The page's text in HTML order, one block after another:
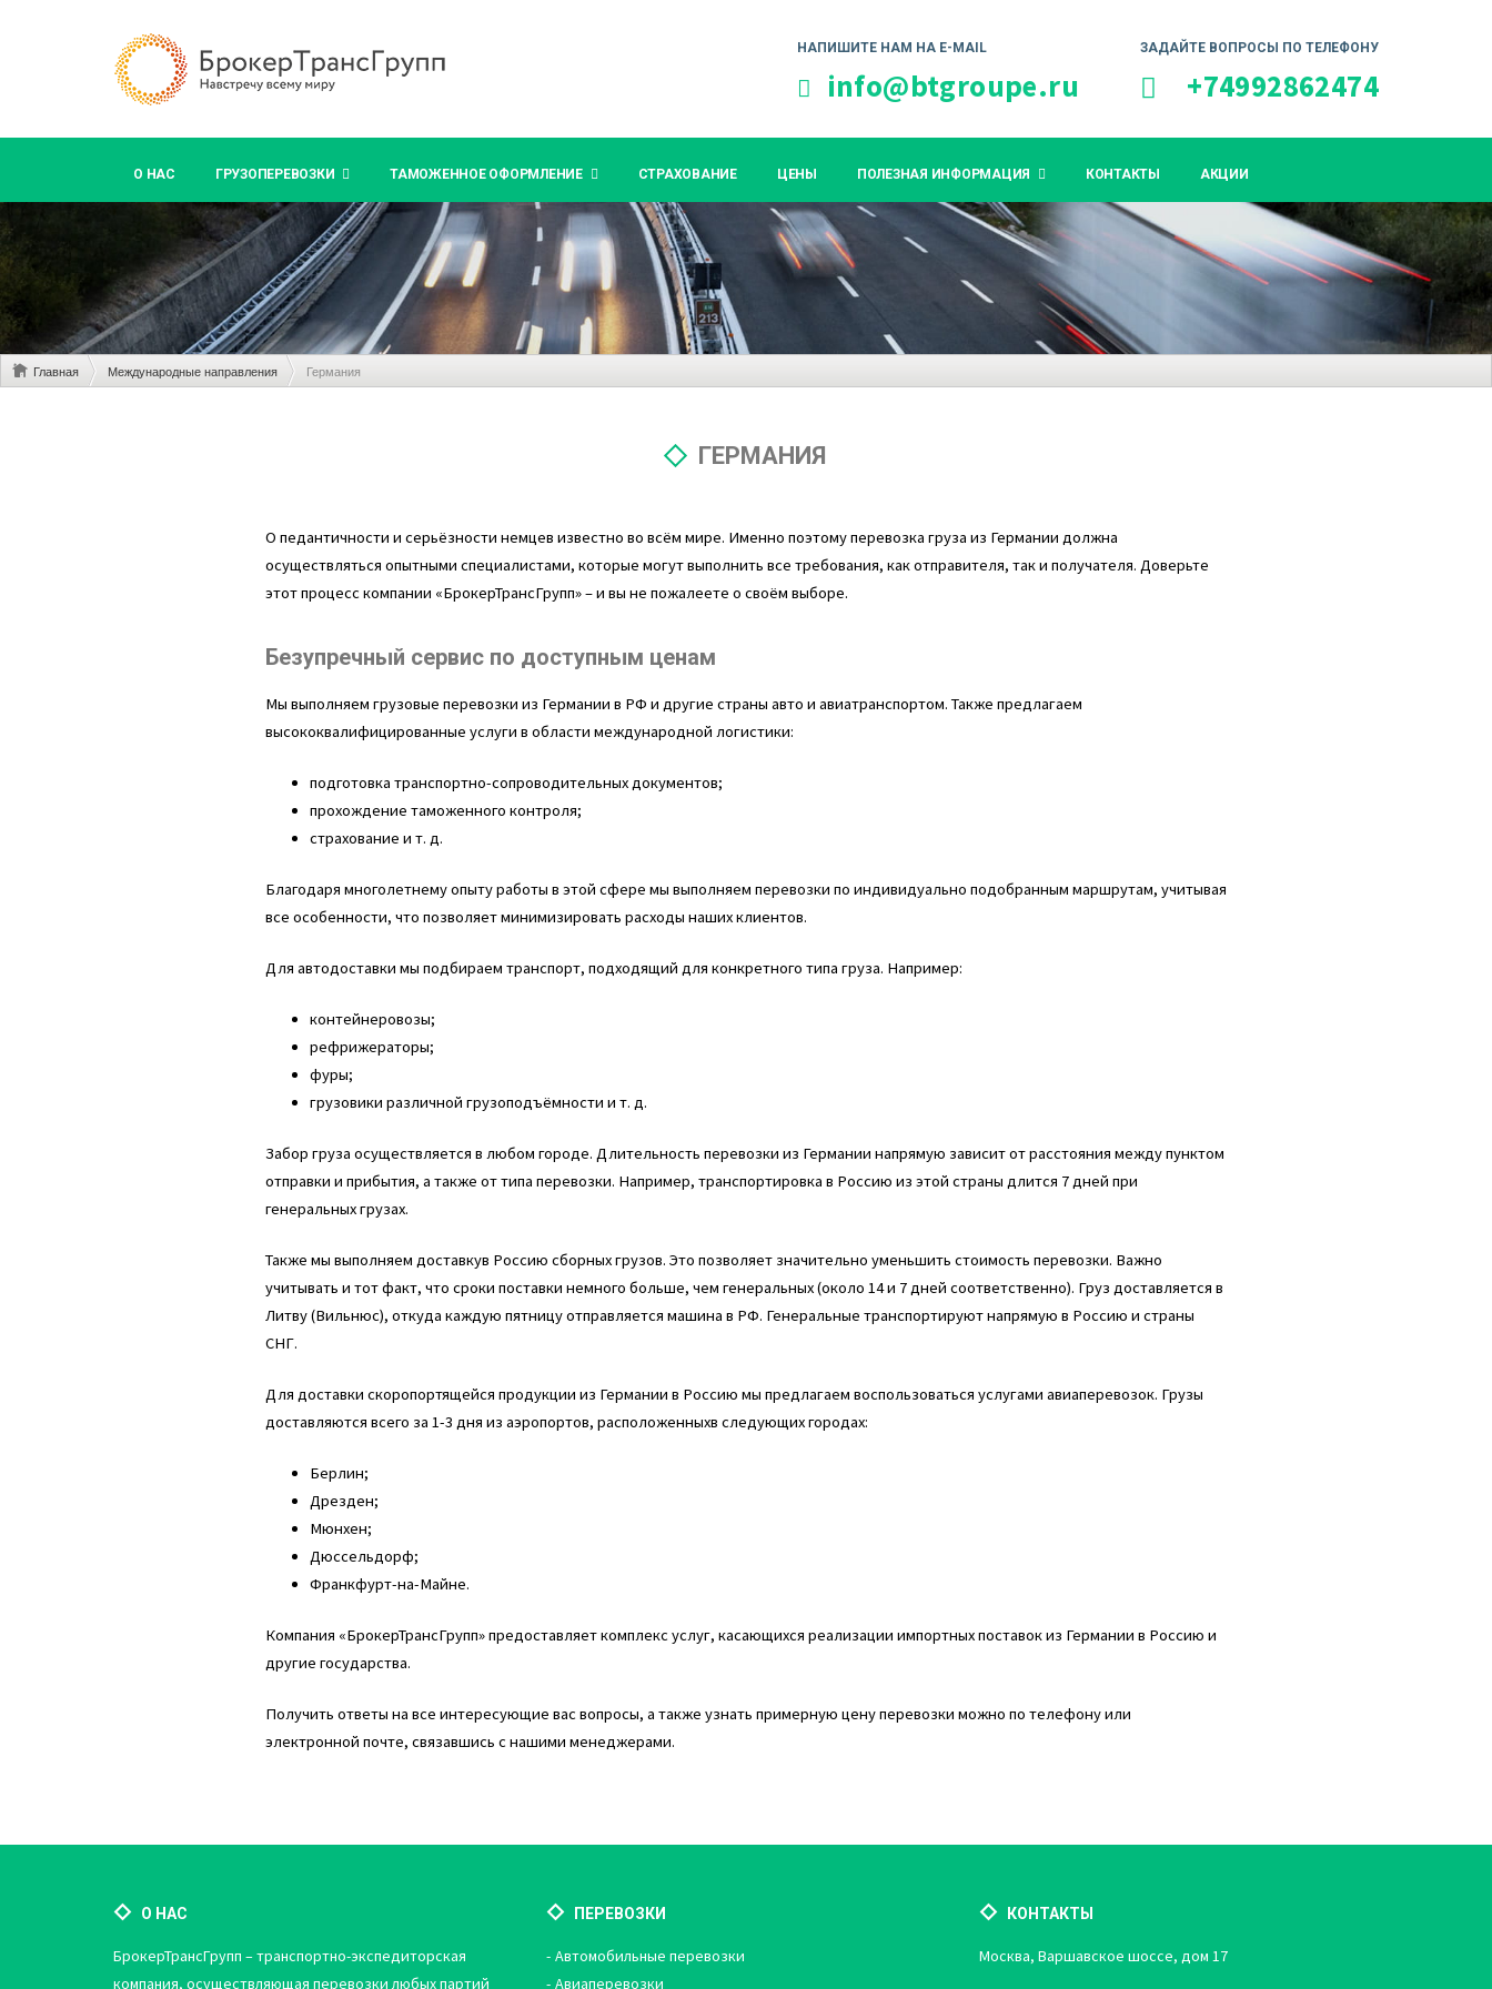
НАПИШИТЕ НАМ НА E-MAIL
info@btgroupe.ru
ЗАДАЙТЕ ВОПРОСЫ ПО ТЕЛЕФОНУ
+74992862474
О НАС ГРУЗОПЕРЕВОЗКИ ТАМОЖЕННОЕ ОФОРМЛЕНИЕ СТРАХОВАНИЕ ЦЕНЫ ПОЛЕЗНАЯ ИНФОРМАЦИЯ КОНТАКТЫ АКЦИИ
Главная Международные направления Германия
ГЕРМАНИЯ
О педантичности и серьёзности немцев известно во всём мире. Именно поэтому перевозка груза из Германии должна
осуществляться опытными специалистами, которые могут выполнить все требования, как отправителя, так и получателя. Доверьте
этот процесс компании «БрокерТрансГрупп» – и вы не пожалеете о своём выборе.
Безупречный сервис по доступным ценам
Мы выполняем грузовые перевозки из Германии в РФ и другие страны авто и авиатранспортом. Также предлагаем
высококвалифицированные услуги в области международной логистики:
подготовка транспортно-сопроводительных документов;
прохождение таможенного контроля;
страхование и т. д.
Благодаря многолетнему опыту работы в этой сфере мы выполняем перевозки по индивидуально подобранным маршрутам, учитывая
все особенности, что позволяет минимизировать расходы наших клиентов.
Для автодоставки мы подбираем транспорт, подходящий для конкретного типа груза. Например:
контейнеровозы;
рефрижераторы;
фуры;
грузовики различной грузоподъёмности и т. д.
Забор груза осуществляется в любом городе. Длительность перевозки из Германии напрямую зависит от расстояния между пунктом
отправки и прибытия, а также от типа перевозки. Например, транспортировка в Россию из этой страны длится 7 дней при
генеральных грузах.
Также мы выполняем доставкув Россию сборных грузов. Это позволяет значительно уменьшить стоимость перевозки. Важно
учитывать и тот факт, что сроки поставки немного больше, чем генеральных (около 14 и 7 дней соответственно). Груз доставляется в
Литву (Вильнюс), откуда каждую пятницу отправляется машина в РФ. Генеральные транспортируют напрямую в Россию и страны
СНГ.
Для доставки скоропортящейся продукции из Германии в Россию мы предлагаем воспользоваться услугами авиаперевозок. Грузы
доставляются всего за 1-3 дня из аэропортов, расположенныхв следующих городах:
Берлин;
Дрезден;
Мюнхен;
Дюссельдорф;
Франкфурт-на-Майне.
Компания «БрокерТрансГрупп» предоставляет комплекс услуг, касающихся реализации импортных поставок из Германии в Россию и
другие государства.
Получить ответы на все интересующие вас вопросы, а также узнать примерную цену перевозки можно по телефону или
электронной почте, связавшись с нашими менеджерами.
О НАС
БрокерТрансГрупп – транспортно-экспедиторская
компания, осуществляющая перевозки любых партий
ПЕРЕВОЗКИ
Автомобильные перевозки
Авиаперевозки
КОНТАКТЫ
Москва, Варшавское шоссе, дом 17